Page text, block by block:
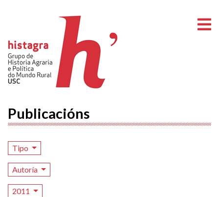
Publicacións
Tipo
Autoría
2011